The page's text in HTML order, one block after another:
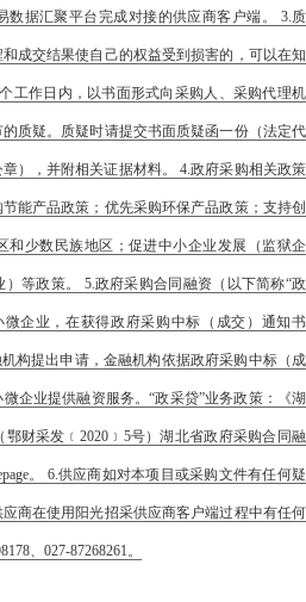
数据汇聚平台完成对接的供应商客户端。 3.质
成交结果使自己的权益受到损害的，可以在知
工作日内，以书面形式向采购人、采购代理机
质疑。质疑时请提交书面质疑函一份（法定代
），并附相关证据材料。 4.政府采购相关政策
能产品政策；优先采购环保产品政策；支持创
和少数民族地区；促进中小企业发展（监狱企
等政策。 5.政府采购合同融资（以下简称“政
企业，在获得政府采购中标（成交）通知书
构提出申请，金融机构依据政府采购中标（成
企业提供融资服务。“政采贷”业务政策：《湖
财采发﹝2020﹞5号）湖北省政府采购合同融
。 6.供应商如对本项目或采购文件有任何疑
商在使用阳光招采供应商客户端过程中有任何
、027-87268261。